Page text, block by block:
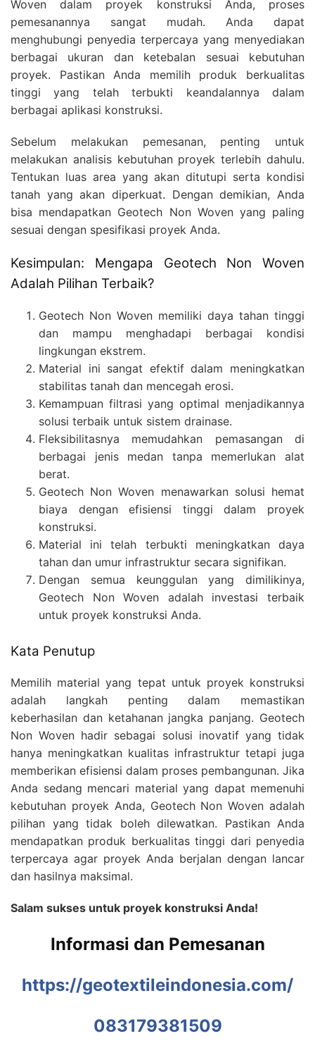
Woven dalam proyek konstruksi Anda, proses
pemesanannya sangat mudah. Anda dapat
menghubungi penyedia terpercaya yang menyediakan
berbagai ukuran dan ketebalan sesuai kebutuhan
proyek. Pastikan Anda memilih produk berkualitas
tinggi yang telah terbukti keandalannya dalam
berbagai aplikasi konstruksi.
Sebelum melakukan pemesanan, penting untuk
melakukan analisis kebutuhan proyek terlebih dahulu.
Tentukan luas area yang akan ditutupi serta kondisi
tanah yang akan diperkuat. Dengan demikian, Anda
bisa mendapatkan Geotech Non Woven yang paling
sesuai dengan spesifikasi proyek Anda.
Kesimpulan: Mengapa Geotech Non Woven
Adalah Pilihan Terbaik?
Geotech Non Woven memiliki daya tahan tinggi
dan mampu menghadapi berbagai kondisi
lingkungan ekstrem.
Material ini sangat efektif dalam meningkatkan
stabilitas tanah dan mencegah erosi.
Kemampuan filtrasi yang optimal menjadikannya
solusi terbaik untuk sistem drainase.
Fleksibilitasnya memudahkan pemasangan di
berbagai jenis medan tanpa memerlukan alat
berat.
Geotech Non Woven menawarkan solusi hemat
biaya dengan efisiensi tinggi dalam proyek
konstruksi.
Material ini telah terbukti meningkatkan daya
tahan dan umur infrastruktur secara signifikan.
Dengan semua keunggulan yang dimilikinya,
Geotech Non Woven adalah investasi terbaik
untuk proyek konstruksi Anda.
Kata Penutup
Memilih material yang tepat untuk proyek konstruksi
adalah langkah penting dalam memastikan
keberhasilan dan ketahanan jangka panjang. Geotech
Non Woven hadir sebagai solusi inovatif yang tidak
hanya meningkatkan kualitas infrastruktur tetapi juga
memberikan efisiensi dalam proses pembangunan. Jika
Anda sedang mencari material yang dapat memenuhi
kebutuhan proyek Anda, Geotech Non Woven adalah
pilihan yang tidak boleh dilewatkan. Pastikan Anda
mendapatkan produk berkualitas tinggi dari penyedia
terpercaya agar proyek Anda berjalan dengan lancar
dan hasilnya maksimal.
Salam sukses untuk proyek konstruksi Anda!
Informasi dan Pemesanan
https://geotextileindonesia.com/
083179381509